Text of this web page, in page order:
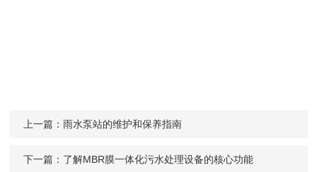
上一篇：雨水泵站的维护和保养指南
下一篇： 了解MBR膜一体化污水处理设备的核心功能